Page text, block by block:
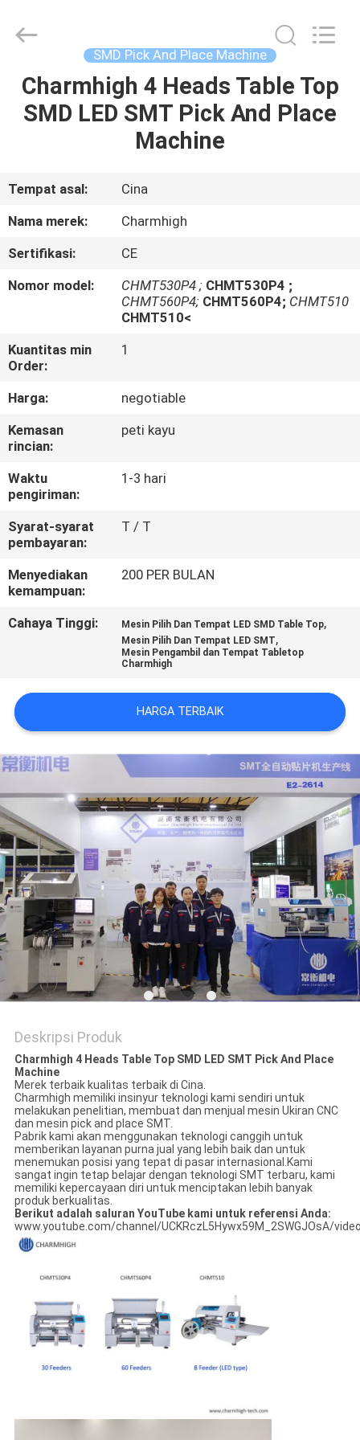
RUMAH
VIDEO
KAMI
PABRIK
KONTROL
KUALITAS
HUBUNGI
KAMI
BERITA
SHOPPING
ON
PETA
SITUS
KEBIJAKAN
PRIVASI
TECHNOLOGY
LIMITED.
Reserved.
SMD Pick And Place Machine
Charmhigh 4 Heads Table Top
SMD LED SMT Pick And Place
Machine
Tempat asal:
Cina
Nama merek:
Charmhigh
Sertifikasi:
CE
Nomor model:
CHMT530P4 ; CHMT530P4 ;
CHMT560P4; CHMT560P4; CHMT510
CHMT510<
Kuantitas min
Order:
1
Harga:
negotiable
Kemasan
rincian:
peti kayu
Waktu
pengiriman:
1-3 hari
Syarat-syarat
pembayaran:
T / T
Menyediakan
kemampuan:
200 PER BULAN
Cahaya Tinggi: Mesin Pilih Dan Tempat LED SMD Table Top,
Mesin Pilih Dan Tempat LED SMT,
Mesin Pengambil dan Tempat Tabletop
Charmhigh
HARGA TERBAIK
Deskripsi Produk
Charmhigh 4 Heads Table Top SMD LED SMT Pick And Place
Machine
Merek terbaik kualitas terbaik di Cina.
Charmhigh memiliki insinyur teknologi kami sendiri untuk
melakukan penelitian, membuat dan menjual mesin Ukiran CNC
dan mesin pick and place SMT.
Pabrik kami akan menggunakan teknologi canggih untuk
memberikan layanan purna jual yang lebih baik dan untuk
menemukan posisi yang tepat di pasar internasional.Kami
sangat ingin tetap belajar dengan teknologi SMT terbaru, kami
memiliki kepercayaan diri untuk menciptakan lebih banyak
produk berkualitas.
Berikut adalah saluran YouTube kami untuk referensi Anda:
www.youtube.com/channel/UCKRczL5Hywx59M_2SWGJOsA/